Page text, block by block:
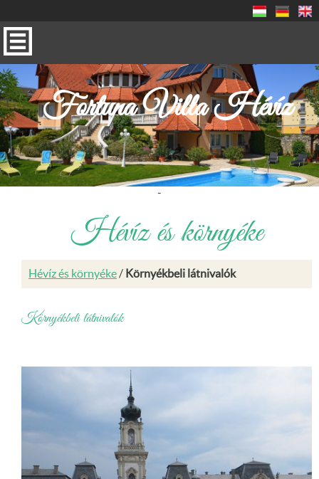
Fortuna Villa Hévíz
-
Hévíz és környéke
Hévíz és környéke/ Környékbeli látnivalók
Környékbeli látnivalók